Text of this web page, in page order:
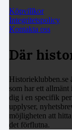
Köpvillkor
Integritetspolicy
Kontakta oss
Där
Historieklubben.se
som har ett
dig i en specifik
upplyser,
möjligheten att
det förflutna.